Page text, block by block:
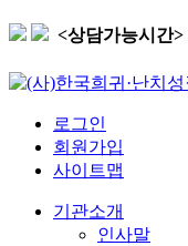
<상담가능시간>
로그인
회원가입
사이트맵
기관소개
인사말